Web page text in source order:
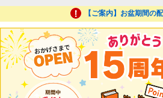
【ご案内】お盆期間の